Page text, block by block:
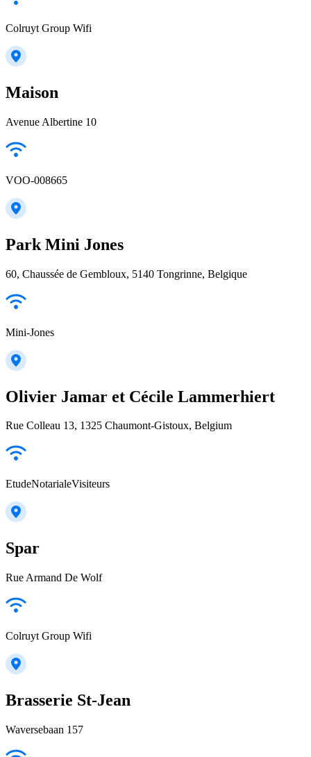
Colruyt Group Wifi
Maison
Avenue Albertine 10
VOO-008665
Park Mini Jones
60, Chaussée de Gembloux, 5140 Tongrinne, Belgique
Mini-Jones
Olivier Jamar et Cécile Lammerhiert
Rue Colleau 13, 1325 Chaumont-Gistoux, Belgium
EtudeNotarialeVisiteurs
Spar
Rue Armand De Wolf
Colruyt Group Wifi
Brasserie St-Jean
Waversebaan 157